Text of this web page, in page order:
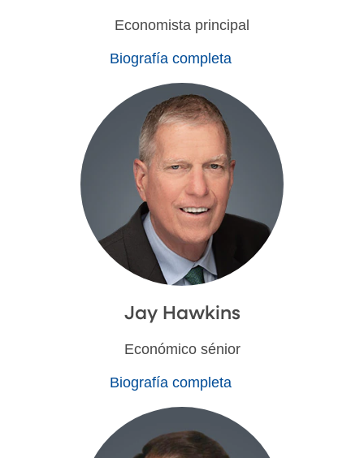
Economista principal
Biografía completa
Jay Hawkins
Económico sénior
Biografía completa